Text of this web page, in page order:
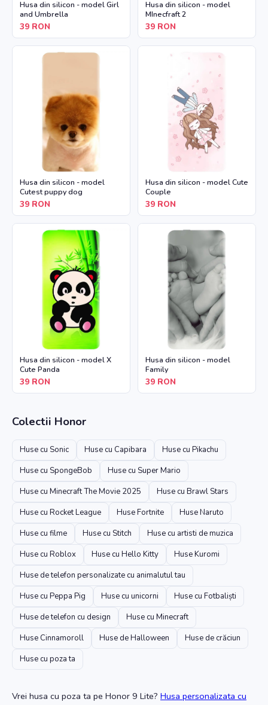
Husa din silicon - model Girl
and Umbrella
39 RON
Husa din silicon - model
MInecfraft 2
39 RON
Husa din silicon - model
Cutest puppy dog
39 RON
Husa din silicon - model Cute
Couple
39 RON
Husa din silicon - model X
Cute Panda
39 RON
Husa din silicon - model
Family
39 RON
Colectii Honor
Huse cu Sonic Huse cu Capibara
Huse cu Pikachu
Huse cu SpongeBob
Huse cu Super Mario
Huse cu Minecraft The Movie 2025
Huse cu Brawl Stars
Huse cu Rocket League
Huse Fortnite
Huse Naruto
Huse cu filme
Huse cu Stitch
Huse cu artisti de muzica
Huse cu Roblox
Huse cu Hello Kitty
Huse Kuromi
Huse de telefon personalizate cu animalutul tau
Huse cu Peppa Pig
Huse cu unicorni
Huse cu Fotbaliști
Huse de telefon cu design
Huse cu Minecraft
Huse Cinnamoroll
Huse de Halloween
Huse de crăciun
Huse cu poza ta
Vrei husa cu poza ta pe Honor 9 Lite? Husa personalizata cu